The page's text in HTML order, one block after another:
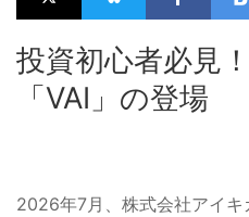
投資初心者必見
「VAI」の登場
2026年7月、株式会社アイ